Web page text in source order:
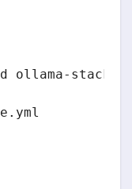
ollama-stack